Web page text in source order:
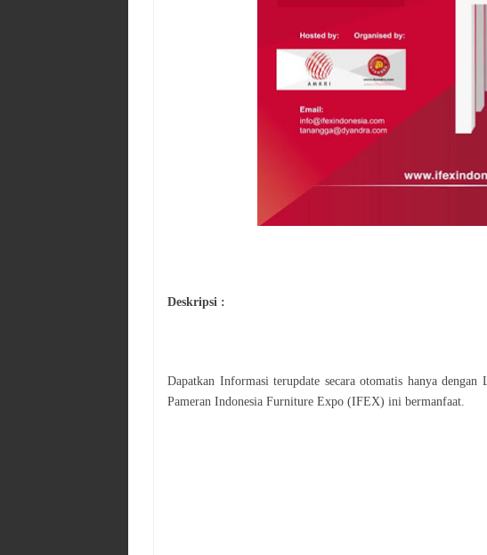
Deskripsi :
Dapatkan Informasi terupdate secara otomatis hanya
Pameran Indonesia Furniture Expo (IFEX) ini bermanfaat.